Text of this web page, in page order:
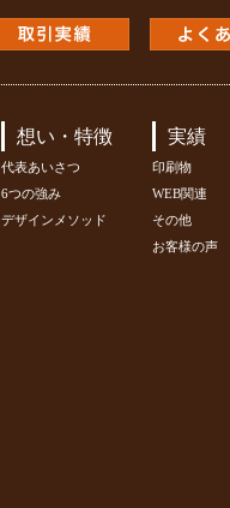
想い・特徴
代表あいさつ
6つの強み
デザインメソッド
実績
印刷物
WEB関連
その他
お客様の声